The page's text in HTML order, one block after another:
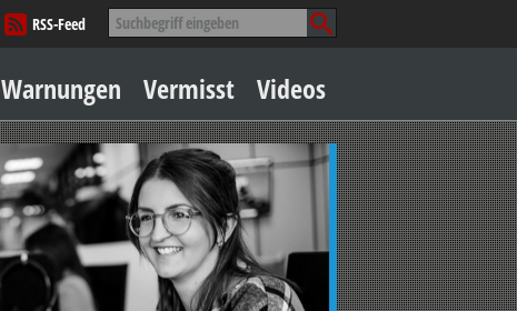
Suche
nach:
RSS-Feed
Inhalt
springen
Warnungen Vermisst Videos